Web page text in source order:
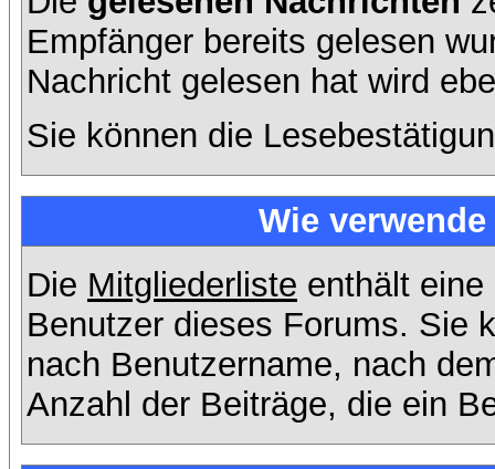
Empfänger bereits gelesen
Nachricht gelesen hat wird
Sie können die
Wie
Die Mitgliederliste enthält
Benutzer dieses Forums. Sie
nach Benutzername, nach
Anzahl der Beiträge, die ein